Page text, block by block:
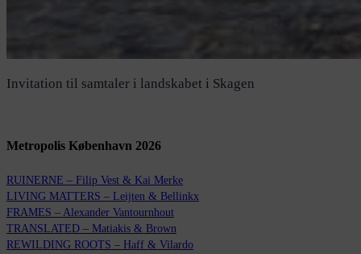
Invitation til samtaler i landskabet i Skagen
Metropolis København 2026
RUINERNE – Filip Vest & Kai Merke
LIVING MATTERS – Leijten & Bellinkx
FRAMES – Alexander Vantournhout
TRANSLATED – Matiakis & Brown
REWILDING ROOTS – Haff & Vilardo